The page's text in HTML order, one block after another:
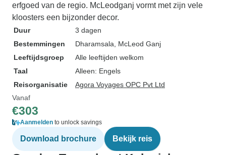
erfgoed van de regio. McLeodganj vormt met zijn vele
kloosters een bijzonder decor.
Duur
3 dagen
Bestemmingen
Dharamsala , McLeod Ganj
Leeftijdsgroep
Alle leeftijden welkom
Taal
Alleen: Engels
Reisorganisatie
Agora Voyages OPC Pvt Ltd
Vanaf
€303
Aanmelden to unlock savings
Download brochure Bekijk reis